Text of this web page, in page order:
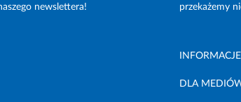
newslettera!
przekażemy
DLA